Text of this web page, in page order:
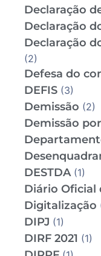
Declaração
Declaração
Declaração
(2)
Defesa do
DEFIS (3)
Demissão (2)
Demissão
DESTDA(1)
Diário Oficial
Digitalização
DIPJ (1)
DIRF 2021 (1)